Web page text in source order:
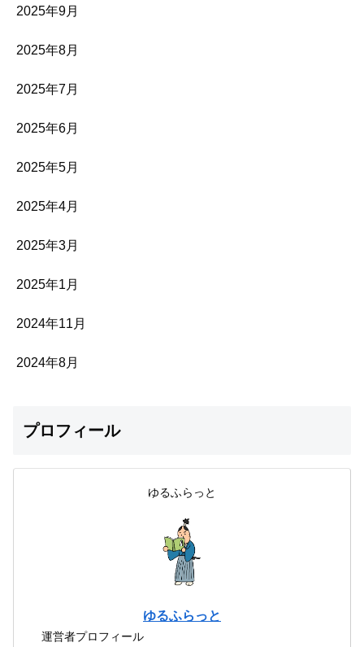
2025年9月
2025年8月
2025年7月
2025年6月
2025年5月
2025年4月
2025年3月
2025年1月
2024年11月
2024年8月
プロフィール
ゆるふらっと
ゆるふらっと
運営者プロフィール